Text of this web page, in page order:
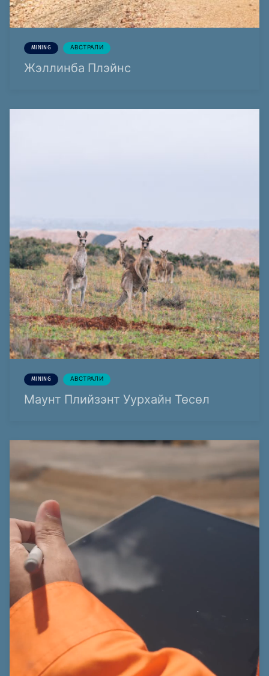
MINING АВСТРАЛИ
Жэллинба Плэйнс
MINING АВСТРАЛИ
Маунт Плийзэнт Уурхайн Төсөл